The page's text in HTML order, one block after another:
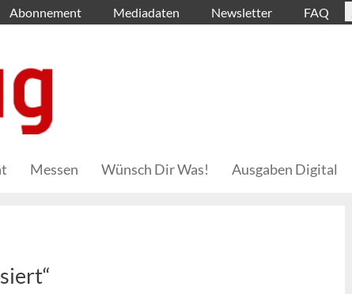
Abonnement Mediadaten Newsletter FAQ
Messen Wünsch Dir Was! Ausgaben Digital